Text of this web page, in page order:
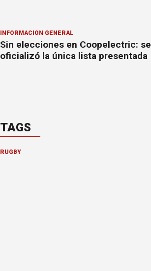
INFORMACION GENERAL
Sin elecciones en Coopelectric: se
oficializó la única lista presentada
TAGS
RUGBY